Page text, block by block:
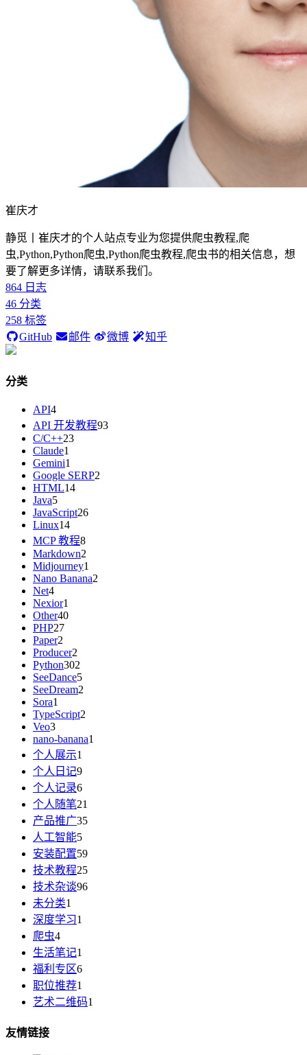
崔庆才
静觅丨崔庆才的个人站点专业为您提供爬虫教程,爬
虫,Python,Python爬虫,Python爬虫教程,爬虫书的相关信息，想
要了解更多详情，请联系我们。
864 日志
46 分类
258 标签
GitHub
邮件 微博 知乎
分类
API4
API 开发教程93
C/C++23
Claude1
Gemini1
Google SERP2
HTML14
Java5
JavaScript26
Linux14
MCP 教程8
Markdown2
Midjourney1
Nano Banana2
Net4
Nexior1
Other40
PHP27
Paper2
Producer2
Python302
SeeDance5
SeeDream2
Sora1
TypeScript2
Veo3
nano-banana1
个人展示1
个人日记9
个人记录6
个人随笔21
产品推广35
人工智能5
安装配置59
技术教程25
技术杂谈96
未分类1
深度学习1
爬虫4
生活笔记1
福利专区6
职位推荐1
艺术二维码1
友情链接